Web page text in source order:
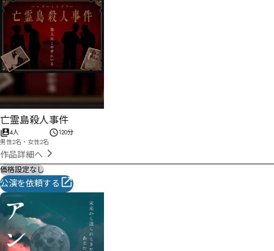
亡霊島殺人事件
4人
男性2名・女性2名
120分
作品詳細へ
価格設定なし
公演を依頼する